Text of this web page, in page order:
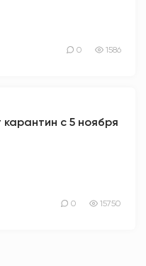
0 1586
с 5 ноября
0 15750